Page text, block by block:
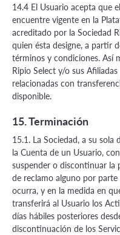
14.4 El Usuario acepta que
encuentre vigente en la
acreditado por la Sociedad
quien ésta designe, a partir
términos y condiciones. Así
Ripio Select y/o sus
relacionadas con
disponible.
15. Terminación
15.1. La Sociedad, a su
la Cuenta de un Usuario,
suspender o discontinuar la
de reclamo alguno por
ocurra, y en la medida en
transferirá al Usuario los
días hábiles posteriores
discontinuación de los